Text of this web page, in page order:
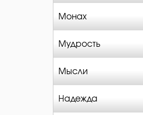
Монах
Мудрость
Мысли
Надежда